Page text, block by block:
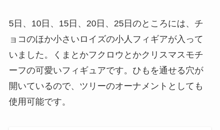
5日、10日、15日、20日、25日のところには、チ
ョコのほか小さいロイズの小人フィギアが入って
いました。くまとかフクロウとかクリスマスモチ
ーフの可愛いフィギュアです。ひもを通せる穴が
開いているので、ツリーのオーナメントとしても
使用可能です。